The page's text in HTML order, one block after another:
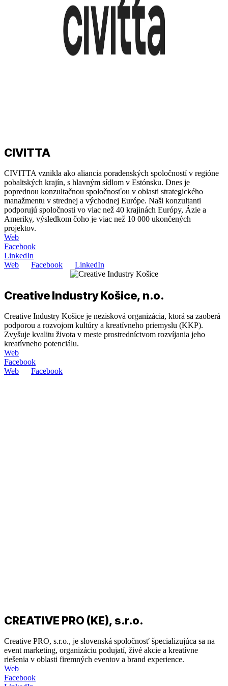
CIVITTA
CIVITTA vznikla ako aliancia poradenských spoločností v regióne
pobaltských krajín, s hlavným sídlom v Estónsku. Dnes je
poprednou konzultačnou spoločnosťou v oblasti strategického
manažmentu v strednej a východnej Európe. Naši konzultanti
podporujú spoločnosti vo viac než 40 krajinách Európy, Ázie a
Ameriky, výsledkom čoho je viac než 10 000 ukončených
projektov.
Web
Facebook
LinkedIn
Web
Facebook LinkedIn
Creative Industry Košice, n.o.
Creative Industry Košice je nezisková organizácia, ktorá sa zaoberá
podporou a rozvojom kultúry a kreatívneho priemyslu (KKP).
Zvyšuje kvalitu života v meste prostredníctvom rozvíjania jeho
kreatívneho potenciálu.
Web
Facebook
Web
Facebook
CREATIVE PRO (KE), s.r.o.
Creative PRO, s.r.o., je slovenská spoločnosť špecializujúca sa na
event marketing, organizáciu podujatí, živé akcie a kreatívne
riešenia v oblasti firemných eventov a brand experience.
Web
Facebook